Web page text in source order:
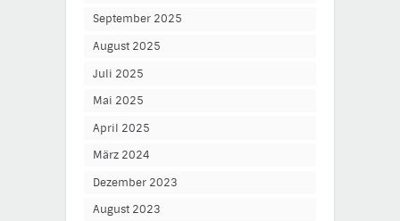
September 2025
August 2025
Juli 2025
Mai 2025
April 2025
März 2024
Dezember 2023
August 2023